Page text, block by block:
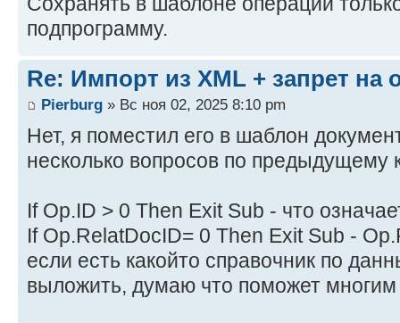
подпрограмму.
Re: Импорт из XML + запрет на
Pierburg » Вс ноя 02, 2025 8:10 pm
Нет, я поместил его в шаблон
несколько вопросов по предыдущему
If Op.ID > 0 Then Exit Sub - что
If Op.RelatDocID= 0 Then Exit Sub -
если есть какойто справочник по
выложить, думаю что поможет многим